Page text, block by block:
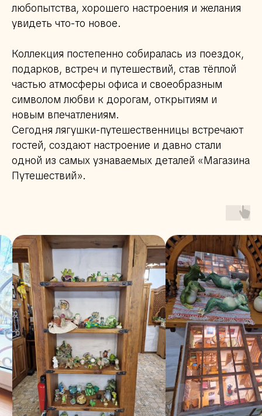
любопытства, хорошего настроения и желания
увидеть что-то новое.
Коллекция постепенно собиралась из поездок,
подарков, встреч и путешествий, став тёплой
частью атмосферы офиса и своеобразным
символом любви к дорогам, открытиям и
новым впечатлениям.
Сегодня лягушки-путешественницы встречают
гостей, создают настроение и давно стали
одной из самых узнаваемых деталей «Магазина
Путешествий».